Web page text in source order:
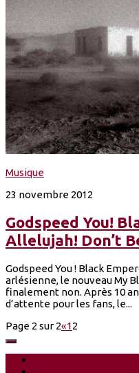
Musique
23 novembre 2012
Godspeed You!
Allelujah! Don’t
Godspeed You ! Black
arlésienne, le nouveau My
finalement non. Après 10
d’attente pour les fans, le...
Page 2 sur 2«12